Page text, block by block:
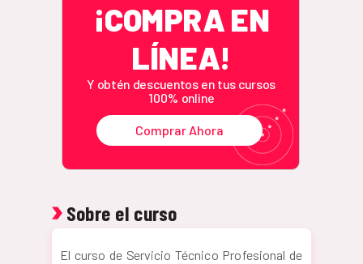
Sobre el curso
El curso de Servicio Técnico Profesional de
¡COMPRA EN
LÍNEA!
Y obtén descuentos en tus cursos
100% online
Comprar Ahora